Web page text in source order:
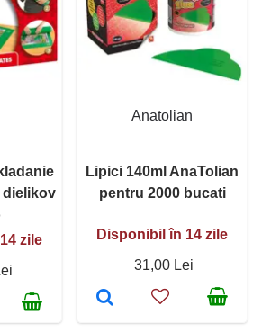
dielikov
zile
Anatolian
Lipici 140ml AnaTolian
pentru 2000 bucati
Disponibil în 14 zile
31,00 Lei